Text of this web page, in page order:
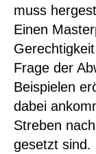
muss
Einen
Frage der
Beispielen
dabei
Streben
gesetzt sind.